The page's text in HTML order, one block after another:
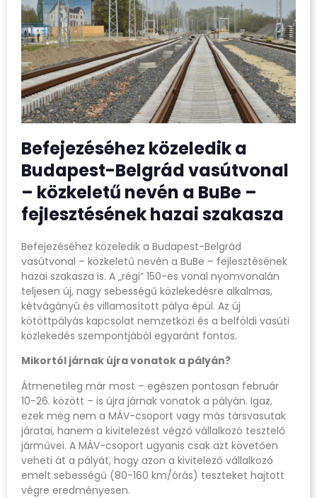
Befejezéséhez közeledik a
Budapest-Belgrád vasútvonal
– közkeletű nevén a BuBe –
fejlesztésének hazai szakasza
Befejezéséhez közeledik a Budapest-Belgrád
vasútvonal – közkeletű nevén a BuBe – fejlesztésének
hazai szakasza is. A „régi” 150-es vonal nyomvonalán
teljesen új, nagy sebességű közlekedésre alkalmas,
kétvágányú és villamosított pálya épül. Az új
kötöttpályás kapcsolat nemzetközi és a belföldi vasúti
közlekedés szempontjából egyaránt fontos.
Mikortól járnak újra vonatok a pályán?
Átmenetileg már most – egészen pontosan február
10-26. között – is újra járnak vonatok a pályán. Igaz,
ezek még nem a MÁV-csoport vagy más társvasutak
járatai, hanem a kivitelezést végző vállalkozó tesztelő
járművei. A MÁV-csoport ugyanis csak azt követően
veheti át a pályát, hogy azon a kivitelező vállalkozó
emelt sebességű (80-160 km/órás) teszteket hajtott
végre eredményesen.